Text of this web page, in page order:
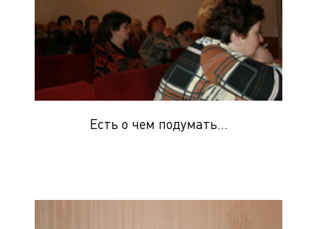
Есть о чем подумать…